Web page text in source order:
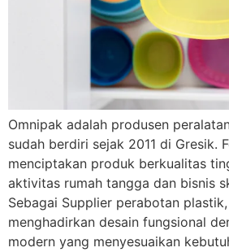
Omnipak adalah produsen
sudah berdiri sejak 2011 di Gresik.
menciptakan produk berkualitas
aktivitas rumah tangga dan bisnis
Sebagai Supplier perabotan
menghadirkan desain fungsional
modern yang menyesuaikan